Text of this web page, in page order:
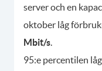
server och en
oktober låg
Mbit/s.
95:e percentilen